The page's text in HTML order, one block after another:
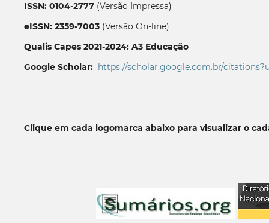
ISSN: 0104-2777(Versão Impressa)
eISSN: 2359-7003(Versão On-line)
Qualis Capes 2021-2024: A3 Educação
Google Scholar: https://scholar.google.com.br/
Clique em cada logomarca abaixo para visualizar o